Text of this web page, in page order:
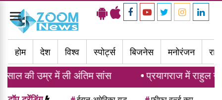
Toggle
navigation
होम
देश विश्व स्पोर्ट्स बिजनेस मनोरंजन
की उम्र में ली अंतिम सांस प्रयागराज में राहुल